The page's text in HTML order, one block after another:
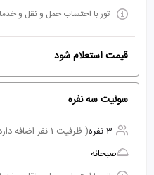
تور با احتساب حمل و نقل و
قیمت استعلام شود
سوئیت سه نفره
3 نفره
( ظرفیت 1 نفر اضافه دارد )
صبحانه